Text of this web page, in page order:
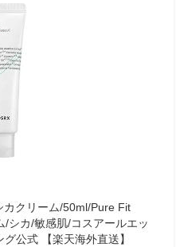
カクリーム/50ml/Pure Fit
シカ/敏感肌/コスアールエッ
公式 【楽天海外直送】